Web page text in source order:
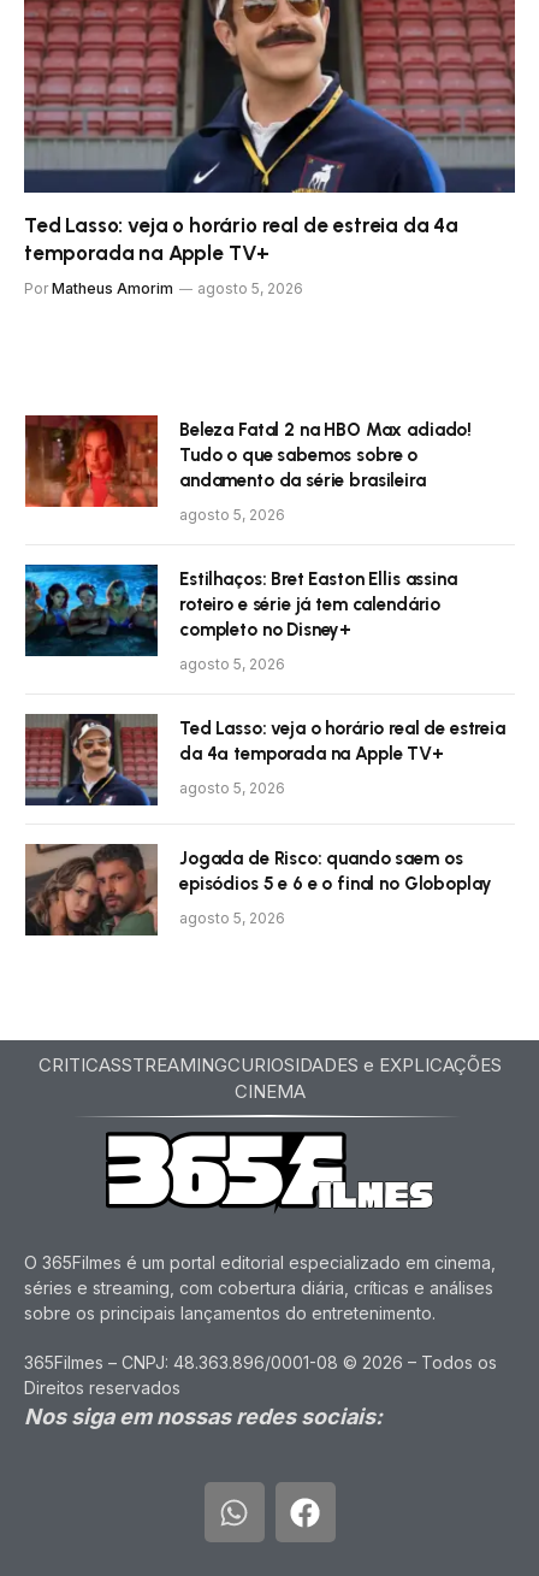
Ted Lasso: veja o horário real de estreia da 4ª
temporada na Apple TV+
Por Matheus Amorim agosto 5, 2026
Beleza Fatal 2 na HBO Max adiado!
Tudo o que sabemos sobre o
andamento da série brasileira
agosto 5, 2026
Estilhaços: Bret Easton Ellis assina
roteiro e série já tem calendário
completo no Disney+
agosto 5, 2026
Ted Lasso: veja o horário real de estreia
da 4ª temporada na Apple TV+
agosto 5, 2026
Jogada de Risco: quando saem os
episódios 5 e 6 e o final no Globoplay
agosto 5, 2026
CRITICASSTREAMINGCURIOSIDADES e EXPLICAÇÕES
CINEMA
O 365Filmes é um portal editorial especializado em cinema,
séries e streaming, com cobertura diária, críticas e análises
sobre os principais lançamentos do entretenimento.
365Filmes – CNPJ: 48.363.896/0001-08 © 2026 – Todos os
Direitos reservados
Nos siga em nossas redes sociais: